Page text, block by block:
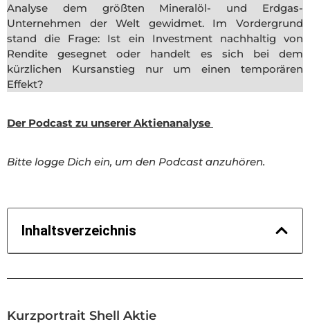
Analyse dem größten Mineralöl- und Erdgas-
Unternehmen der Welt gewidmet. Im Vordergrund
stand die Frage: Ist ein Investment nachhaltig von
Rendite gesegnet oder handelt es sich bei dem
kürzlichen Kursanstieg nur um einen temporären
Effekt?
Der Podcast zu unserer Aktienanalyse
Bitte logge Dich ein, um den Podcast anzuhören.
Inhaltsverzeichnis
Kurzportrait Shell Aktie